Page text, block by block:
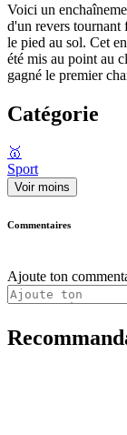
Voici un
d'un revers tournant
le pied au sol. Cet
été mis au point au
gagné le premier
Catégorie
🥇
Sport
Voir moins
Commentaires
Ajoute ton